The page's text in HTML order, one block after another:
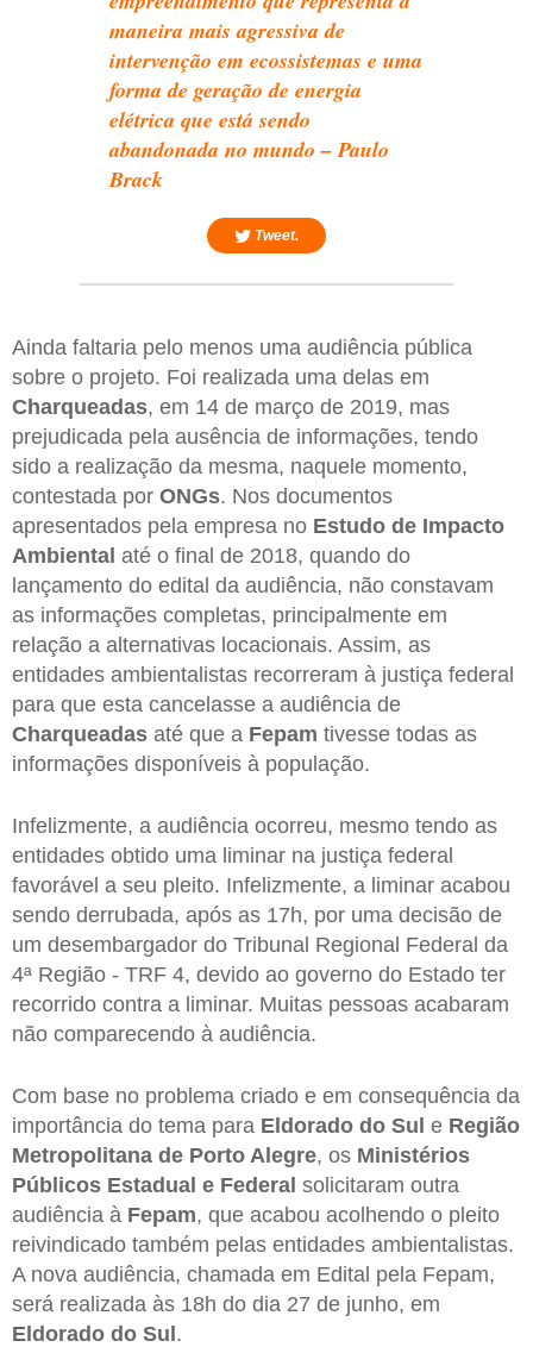
maneira mais agressiva de
intervenção em ecossistemas e uma
forma de geração de energia
elétrica que está sendo
abandonada no mundo – Paulo
Brack
Tweet.
Ainda faltaria pelo menos uma audiência pública
sobre o projeto. Foi realizada uma delas em
Charqueadas, em 14 de março de 2019, mas
prejudicada pela ausência de informações, tendo
sido a realização da mesma, naquele momento,
contestada por ONGs. Nos documentos
apresentados pela empresa no Estudo de Impacto
Ambiental até o final de 2018, quando do
lançamento do edital da audiência, não constavam
as informações completas, principalmente em
relação a alternativas locacionais. Assim, as
entidades ambientalistas recorreram à justiça federal
para que esta cancelasse a audiência de
Charqueadas até que a Fepam tivesse todas as
informações disponíveis à população.
Infelizmente, a audiência ocorreu, mesmo tendo as
entidades obtido uma liminar na justiça federal
favorável a seu pleito. Infelizmente, a liminar acabou
sendo derrubada, após as 17h, por uma decisão de
um desembargador do Tribunal Regional Federal da
4ª Região - TRF 4, devido ao governo do Estado ter
recorrido contra a liminar. Muitas pessoas acabaram
não comparecendo à audiência.
Com base no problema criado e em consequência da
importância do tema para Eldorado do Sul e Região
Metropolitana de Porto Alegre, os Ministérios
Públicos Estadual e Federal solicitaram outra
audiência à Fepam, que acabou acolhendo o pleito
reivindicado também pelas entidades ambientalistas.
A nova audiência, chamada em Edital pela Fepam,
será realizada às 18h do dia 27 de junho, em
Eldorado do Sul.